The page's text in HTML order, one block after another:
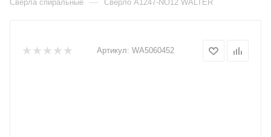
Сверла спиральные — Сверло A1247-NO12 WALTER
Артикул: WA5060452